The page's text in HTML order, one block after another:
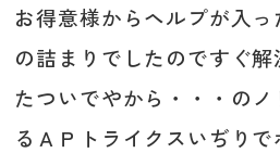
お得意様からヘルプが入
の詰まりでしたのですぐ
たついでやから・・・の
るＡＰトライクスいぢり